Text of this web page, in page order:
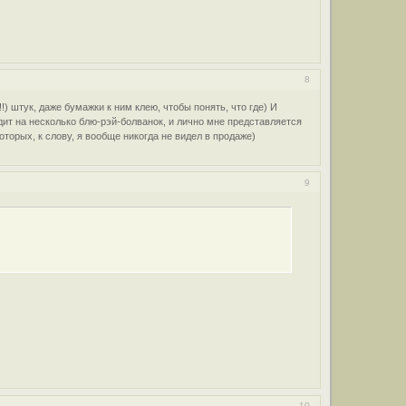
8
даже бумажки к ним клею, чтобы понять, что где) И
на несколько блю-рэй-болванок, и лично мне представляется
к слову, я вообще никогда не видел в продаже)
9